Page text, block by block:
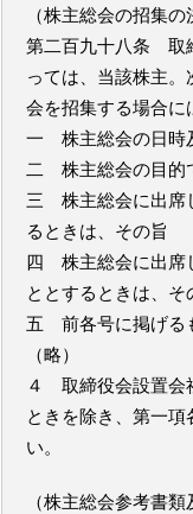
（株主総会の招集の
第二百九十八条 取
っては、当該株主
会を招集する場合に
一 株主総会の日時
二 株主総会の目的
三 株主総会に出席
るときは、その旨
四 株主総会に出席
ととするときは、そ
五 前各号に掲げる
（略）
４ 取締役会設置会
ときを除き、第一
い。
（株主総会参考書